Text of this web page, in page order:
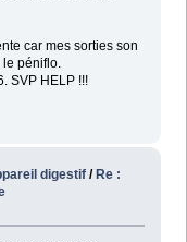
car mes sorties son
le péniflo.
SVP HELP !!!
digestif / Re :